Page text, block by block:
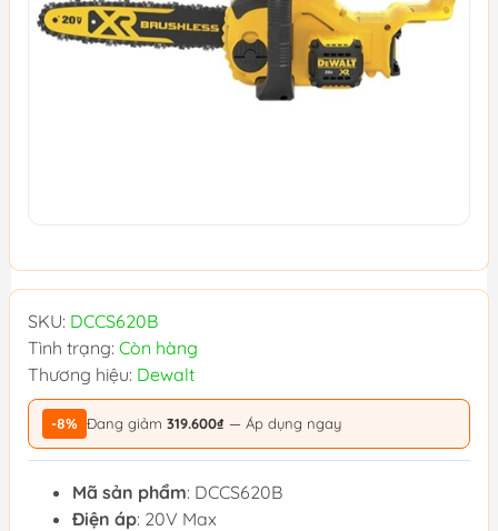
SKU: DCCS620B
Tình trạng: Còn hàng
Thương hiệu: Dewalt
-8% Đang giảm 319.600₫ — Áp dụng ngay
Mã sản phẩm: DCCS620B
Điện áp: 20V Max